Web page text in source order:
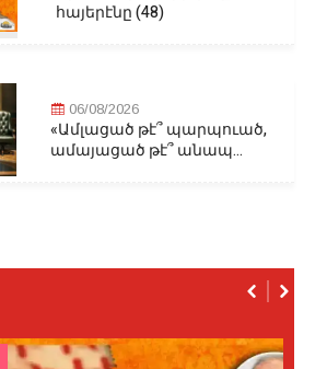
հայերէնը (48)
06/08/2026
«Ամլացած թէ՞ պարպուած,
ամայացած թէ՞ անապ...